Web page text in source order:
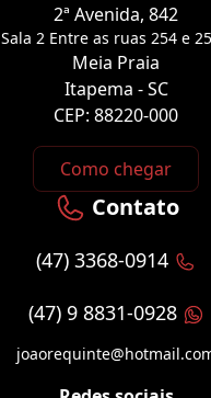
2ª Avenida, 842
Sala 2 Entre as ruas 254 e
Meia Praia
Itapema - SC
CEP: 88220-000
Como chegar
Contato
(47) 3368-0914
(47) 9 8831-0928